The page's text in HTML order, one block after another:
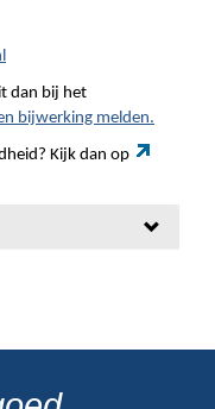
dan bij het
bijwerking melden.
Kijk dan op